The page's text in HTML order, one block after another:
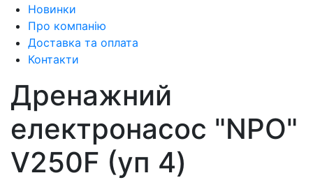
Новинки
Про компанію
Доставка та оплата
Контакти
Дренажний
електронасос "NPO"
V250F (уп 4)